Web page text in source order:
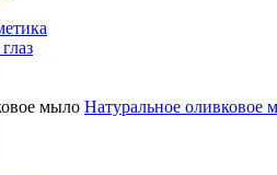
Натуральное оливковое